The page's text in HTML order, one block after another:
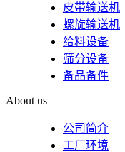
皮带输送机
螺旋输送机
给料设备
筛分设备
备品备件
About us
公司简介
工厂环境